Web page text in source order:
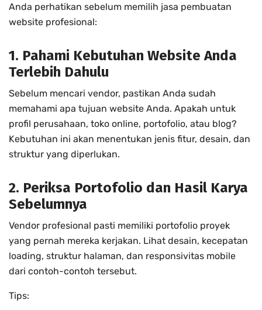
Anda perhatikan sebelum memilih jasa pembuatan
website profesional:
1. Pahami Kebutuhan Website Anda
Terlebih Dahulu
Sebelum mencari vendor, pastikan Anda sudah
memahami apa tujuan website Anda. Apakah untuk
profil perusahaan, toko online, portofolio, atau blog?
Kebutuhan ini akan menentukan jenis fitur, desain, dan
struktur yang diperlukan.
2. Periksa Portofolio dan Hasil Karya
Sebelumnya
Vendor profesional pasti memiliki portofolio proyek
yang pernah mereka kerjakan. Lihat desain, kecepatan
loading, struktur halaman, dan responsivitas mobile
dari contoh-contoh tersebut.
Tips: